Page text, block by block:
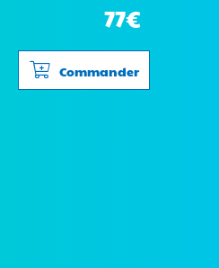
77€
Commander